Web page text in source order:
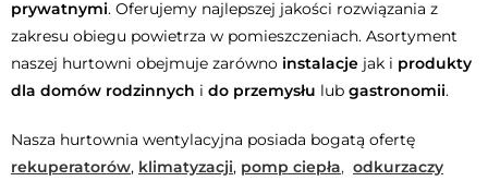
prywatnymi. Oferujemy najlepszej jakości rozwiązania z
zakresu obiegu powietrza w pomieszczeniach. Asortyment
naszej hurtowni obejmuje zarówno instalacje jak i produkty
dla domów rodzinnych i do przemysłu lub gastronomii.
Nasza hurtownia wentylacyjna posiada bogatą ofertę
rekuperatorów, klimatyzacji, pomp ciepła, odkurzaczy